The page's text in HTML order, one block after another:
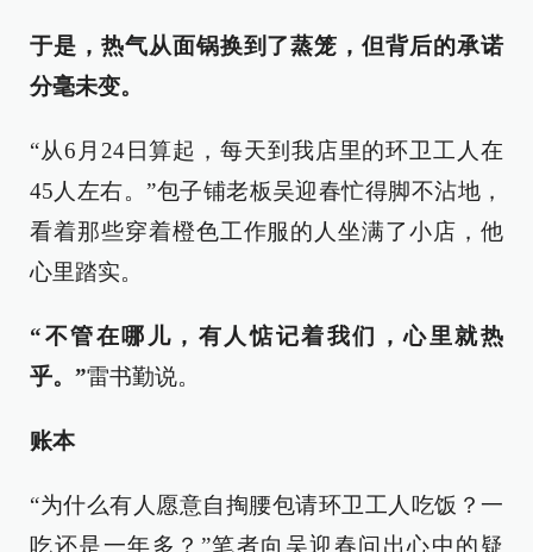
于是，热气从面锅换到了蒸笼，但背后的承诺
分毫未变。
“从6月24日算起，每天到我店里的环卫工人在
45人左右。”包子铺老板吴迎春忙得脚不沾地，
看着那些穿着橙色工作服的人坐满了小店，他
心里踏实。
“不管在哪儿，有人惦记着我们，心里就热
乎。”雷书勤说。
账本
“为什么有人愿意自掏腰包请环卫工人吃饭？一
吃还是一年多？”笔者向吴迎春问出心中的疑